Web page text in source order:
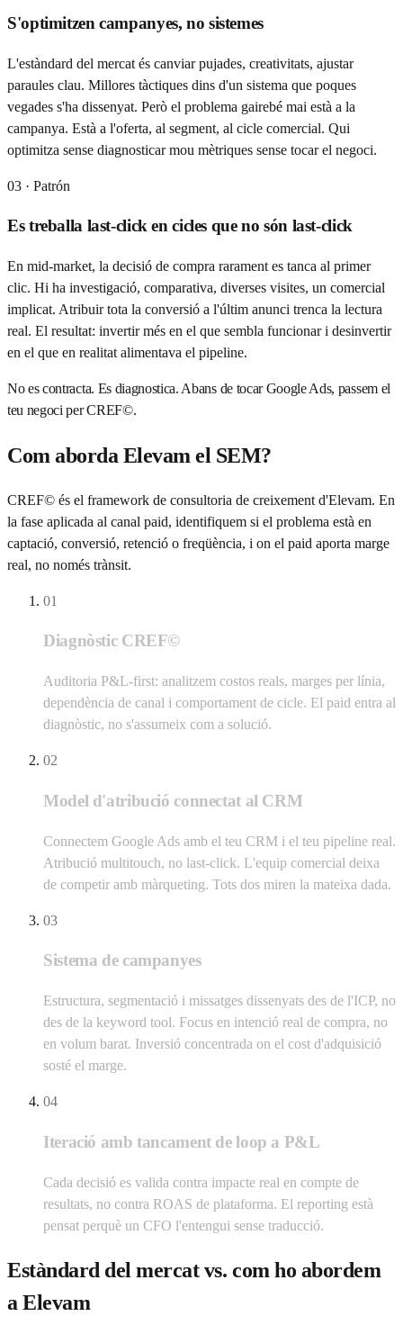
S'optimitzen campanyes, no sistemes
L'estàndard del mercat és canviar pujades, creativitats, ajustar
paraules clau. Millores tàctiques dins d'un sistema que poques
vegades s'ha dissenyat. Però el problema gairebé mai està a la
campanya. Està a l'oferta, al segment, al cicle comercial. Qui
optimitza sense diagnosticar mou mètriques sense tocar el negoci.
03 · Patrón
Es treballa last-click en cicles que no són last-click
En mid-market, la decisió de compra rarament es tanca al primer
clic. Hi ha investigació, comparativa, diverses visites, un comercial
implicat. Atribuir tota la conversió a l'últim anunci trenca la lectura
real. El resultat: invertir més en el que sembla funcionar i desinvertir
en el que en realitat alimentava el pipeline.
No es contracta. Es diagnostica. Abans de tocar Google Ads, passem el
teu negoci per CREF©.
Com aborda Elevam el SEM?
CREF© és el framework de consultoria de creixement d'Elevam. En
la fase aplicada al canal paid, identifiquem si el problema està en
captació, conversió, retenció o freqüència, i on el paid aporta marge
real, no només trànsit.
01
Diagnòstic CREF©
Auditoria P&L-first: analitzem costos reals, marges per línia,
dependència de canal i comportament de cicle. El paid entra al
diagnòstic, no s'assumeix com a solució.
02
Model d'atribució connectat al CRM
Connectem Google Ads amb el teu CRM i el teu pipeline real.
Atribució multitouch, no last-click. L'equip comercial deixa
de competir amb màrqueting. Tots dos miren la mateixa dada.
03
Sistema de campanyes
Estructura, segmentació i missatges dissenyats des de l'ICP, no
des de la keyword tool. Focus en intenció real de compra, no
en volum barat. Inversió concentrada on el cost d'adquisició
sosté el marge.
04
Iteració amb tancament de loop a P&L
Cada decisió es valida contra impacte real en compte de
resultats, no contra ROAS de plataforma. El reporting està
pensat perquè un CFO l'entengui sense traducció.
Estàndard del mercat vs. com ho abordem
a Elevam